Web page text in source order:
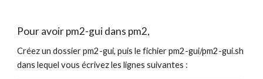
Pour avoir pm2-gui dans pm2,
Créez un dossier pm2-gui, puis le fichier pm2-gui/pm2-gui.sh
dans lequel vous écrivez les lignes suivantes :